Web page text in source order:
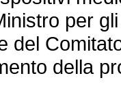
per
del
della